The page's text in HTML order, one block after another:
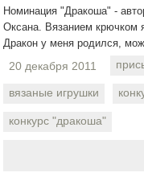
Номинация "Дракоша" -
Оксана. Вязанием крючком
Дракон у меня родился,
20 декабря 2011
вязаные игрушки
конкурс "дракоша"